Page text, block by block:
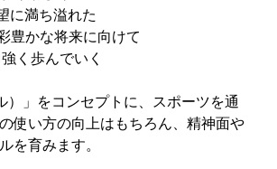
に満ち溢れた
豊かな将来に向けて
強く歩んでいく
）」をコンセプトに、スポーツを通
使い方の向上はもちろん、精神面や
を育みます。